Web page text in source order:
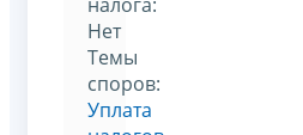
Нет
Темы
споров:
Уплата